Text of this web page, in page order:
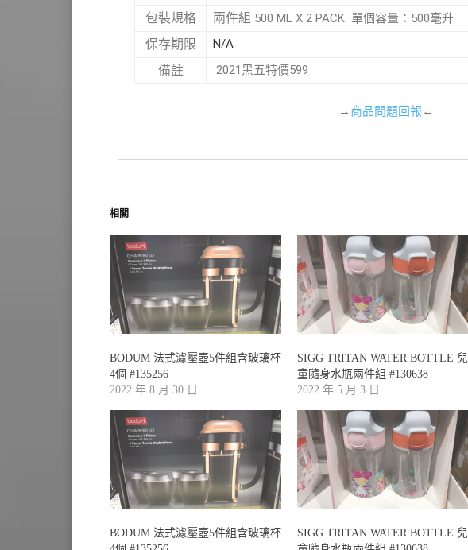
包裝規格 兩件組 500 ML X 2 PACK 單個容量：500毫升
保存期限 N/A
備註 2021黑五特價599
→ 商品問題回報 ←
相關
BODUM 法式濾壓壺5件組含玻璃杯
4個 #135256
2022 年 8 月 30 日
SIGG TRITAN WATER BOTTLE 兒
童隨身水瓶兩件組 #130638
2022 年 5 月 3 日
BODUM 法式濾壓壺5件組含玻璃杯
SIGG TRITAN WATER BOTTLE 兒